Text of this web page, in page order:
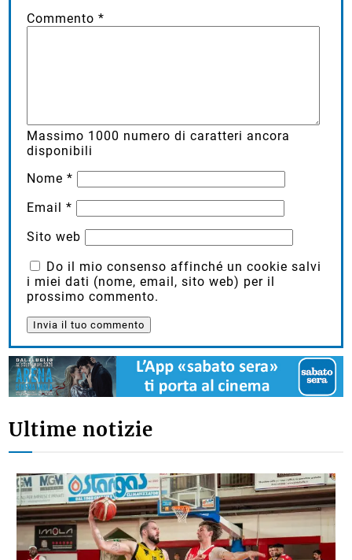
Commento*
Massimo 1000 numero di caratteri ancora
disponibili
Nome*
Email*
Sito web
Do il mio consenso affinché un cookie salvi
i miei dati (nome, email, sito web) per il
prossimo commento.
Ultime notizie